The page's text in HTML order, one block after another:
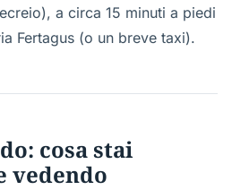
a circa 15 minuti a piedi
Fertagus (o un breve taxi).
cosa stai
vedendo